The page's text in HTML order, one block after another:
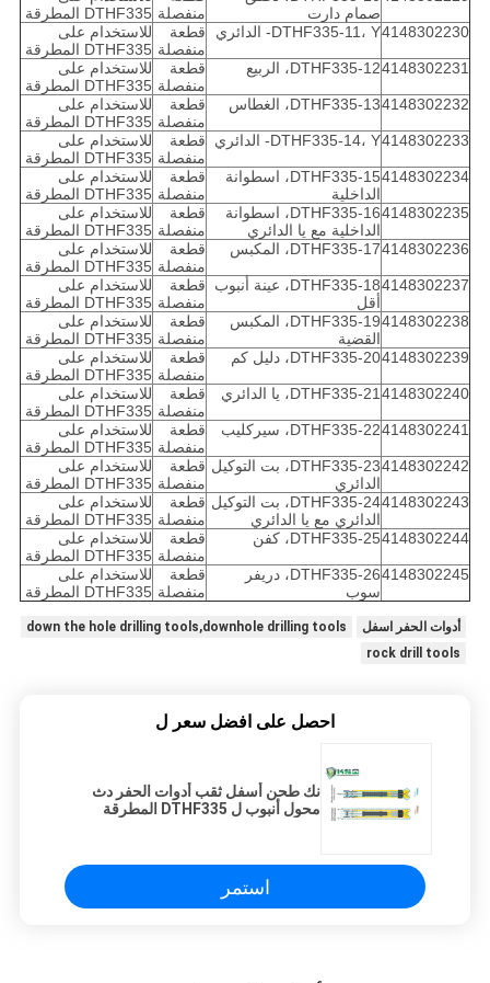
صمام دارت
منفصلة DTHF335 المطرقة
4148302230DTHF335-11، Y- الدائري
قطعة
منفصلة
للاستخدام على
DTHF335 المطرقة
4148302231DTHF335-12، الربيع
قطعة
منفصلة
للاستخدام على
DTHF335 المطرقة
4148302232DTHF335-13، الغطاس
قطعة
منفصلة
للاستخدام على
DTHF335 المطرقة
4148302233DTHF335-14، Y- الدائري
قطعة
منفصلة
للاستخدام على
DTHF335 المطرقة
4148302234
DTHF335-15، اسطوانة
الداخلية
قطعة
منفصلة
للاستخدام على
DTHF335 المطرقة
4148302235
DTHF335-16، اسطوانة
الداخلية مع يا الدائري
قطعة
منفصلة
للاستخدام على
DTHF335 المطرقة
4148302236DTHF335-17، المكبس
قطعة
منفصلة
للاستخدام على
DTHF335 المطرقة
4148302237
DTHF335-18، عينة أنبوب
أقل
قطعة
منفصلة
للاستخدام على
DTHF335 المطرقة
4148302238
DTHF335-19، المكبس
القضية
قطعة
منفصلة
للاستخدام على
DTHF335 المطرقة
4148302239DTHF335-20، دليل كم
قطعة
منفصلة
للاستخدام على
DTHF335 المطرقة
4148302240DTHF335-21، يا الدائري
قطعة
منفصلة
للاستخدام على
DTHF335 المطرقة
4148302241DTHF335-22، سيركليب
قطعة
منفصلة
للاستخدام على
DTHF335 المطرقة
4148302242
DTHF335-23، بت التوكيل
الدائري
قطعة
منفصلة
للاستخدام على
DTHF335 المطرقة
4148302243
DTHF335-24، بت التوكيل
الدائري مع يا الدائري
قطعة
منفصلة
للاستخدام على
DTHF335 المطرقة
4148302244DTHF335-25، كفن
قطعة
منفصلة
للاستخدام على
DTHF335 المطرقة
4148302245
DTHF335-26، دريفر
سوب
قطعة
منفصلة
للاستخدام على
DTHF335 المطرقة
أدوات الحفر اسفل
down the hole drilling tools,downhole drilling tools
rock drill tools
احصل على افضل سعر ل
نك طحن أسفل ثقب أدوات الحفر دث
محول أنبوب ل DTHF335 المطرقة
استمر